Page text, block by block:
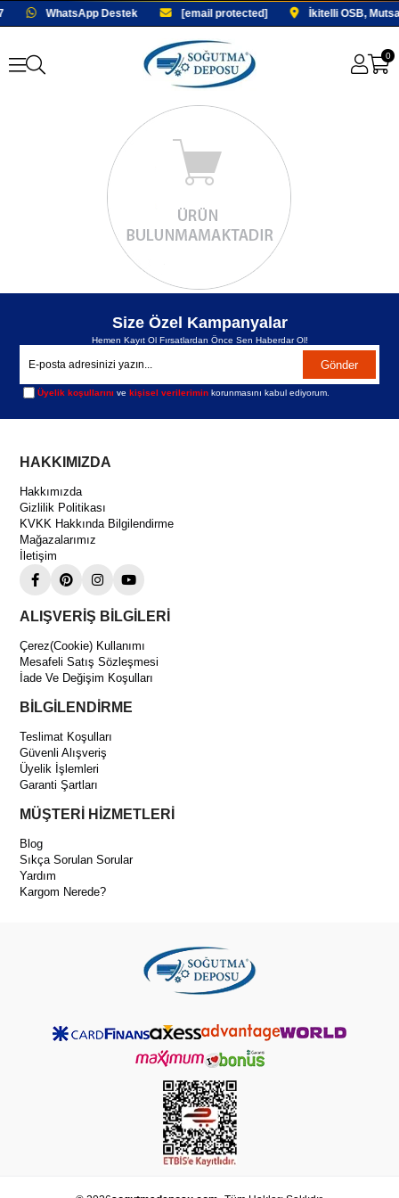
WhatsApp Destek [email protected] İkitelli OSB,
0
Size Özel Kampanyalar
Hemen Kayıt Ol Fırsatlardan Önce Sen Haberdar Ol!
Gönder
Üyelik koşullarını vekişisel verilerimin korunmasını kabul ediyorum.
HAKKIMIZDA
Hakkımızda
Gizlilik Politikası
KVKK Hakkında Bilgilendirme
Mağazalarımız
İletişim
ALIŞVERİŞ BİLGİLERİ
Çerez(Cookie) Kullanımı
Mesafeli Satış Sözleşmesi
İade Ve Değişim Koşulları
BİLGİLENDİRME
Teslimat Koşulları
Güvenli Alışveriş
Üyelik İşlemleri
Garanti Şartları
MÜŞTERİ HİZMETLERİ
Blog
Sıkça Sorulan Sorular
Yardım
Kargom Nerede?